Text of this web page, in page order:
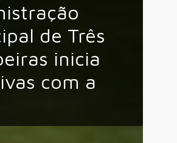
de Três
inicia
com a